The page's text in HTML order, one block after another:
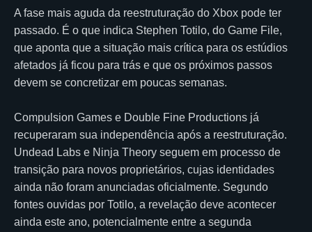
A fase mais aguda da reestruturação do Xbox pode ter
passado. É o que indica Stephen Totilo, do Game File,
que aponta que a situação mais crítica para os estúdios
afetados já ficou para trás e que os próximos passos
devem se concretizar em poucas semanas.
Compulsion Games e Double Fine Productions já
recuperaram sua independência após a reestruturação.
Undead Labs e Ninja Theory seguem em processo de
transição para novos proprietários, cujas identidades
ainda não foram anunciadas oficialmente. Segundo
fontes ouvidas por Totilo, a revelação deve acontecer
ainda este ano, potencialmente entre a segunda